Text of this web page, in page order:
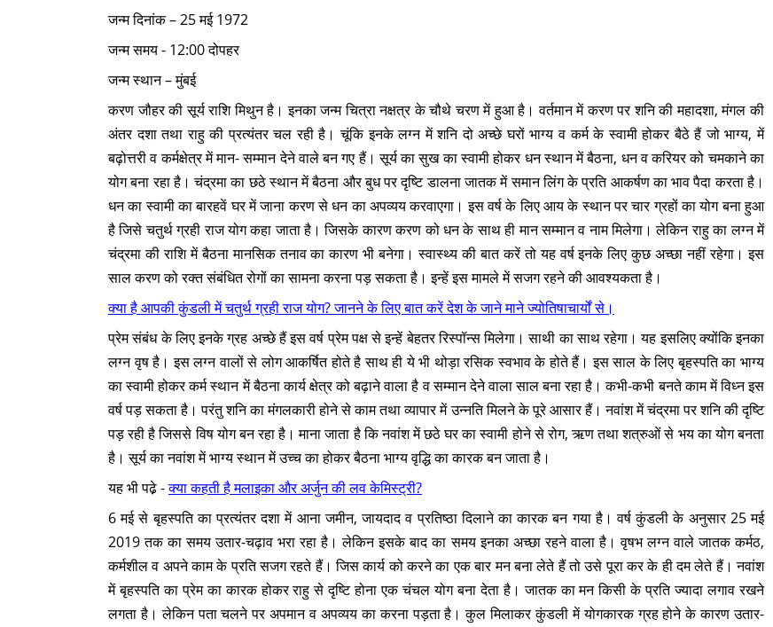
जन्म दिनांक – 25 मई 1972
जन्म समय - 12:00 दोपहर
जन्म स्थान – मुंबई
करण जौहर की सूर्य राशि मिथुन है। इनका जन्म चित्रा नक्षत्र के चौथे चरण में हुआ है। वर्तमान में करण पर शनि की महादशा, मंगल की
अंतर दशा तथा राहु की प्रत्यंतर चल रही है। चूंकि इनके लग्न में शनि दो अच्छे घरों भाग्य व कर्म के स्वामी होकर बैठे हैं जो भाग्य, में
बढ़ोत्तरी व कर्मक्षेत्र में मान- सम्मान देने वाले बन गए हैं। सूर्य का सुख का स्वामी होकर धन स्थान में बैठना, धन व करियर को चमकाने का
योग बना रहा है। चंद्रमा का छठे स्थान में बैठना और बुध पर दृष्टि डालना जातक में समान लिंग के प्रति आकर्षण का भाव पैदा करता है।
धन का स्वामी का बारहवें घर में जाना करण से धन का अपव्यय करवाएगा। इस वर्ष के लिए आय के स्थान पर चार ग्रहों का योग बना हुआ
है जिसे चतुर्थ ग्रही राज योग कहा जाता है। जिसके कारण करण को धन के साथ ही मान सम्मान व नाम मिलेगा। लेकिन राहु का लग्न में
चंद्रमा की राशि में बैठना मानसिक तनाव का कारण भी बनेगा। स्वास्थ्य की बात करें तो यह वर्ष इनके लिए कुछ अच्छा नहीं रहेगा। इस
साल करण को रक्त संबंधित रोगों का सामना करना पड़ सकता है। इन्हें इस मामले में सजग रहने की आवश्यकता है।
क्या है आपकी कुंडली में चतुर्थ ग्रही राज योग? जानने के लिए बात करें देश के जाने माने ज्योतिषाचार्यों से।
प्रेम संबंध के लिए इनके ग्रह अच्छे हैं इस वर्ष प्रेम पक्ष से इन्हें बेहतर रिस्पॉन्स मिलेगा। साथी का साथ रहेगा। यह इसलिए क्योंकि इनका
लग्न वृष है। इस लग्न वालों से लोग आकर्षित होते है साथ ही ये भी थोड़ा रसिक स्वभाव के होते हैं। इस साल के लिए बृहस्पति का भाग्य
का स्वामी होकर कर्म स्थान में बैठना कार्य क्षेत्र को बढ़ाने वाला है व सम्मान देने वाला साल बना रहा है। कभी-कभी बनते काम में विध्न इस
वर्ष पड़ सकता है। परंतु शनि का मंगलकारी होने से काम तथा व्यापार में उन्नति मिलने के पूरे आसार हैं। नवांश में चंद्रमा पर शनि की दृष्टि
पड़ रही है जिससे विष योग बन रहा है। माना जाता है कि नवांश में छठे घर का स्वामी होने से रोग, ऋण तथा शत्रुओं से भय का योग बनता
है। सूर्य का नवांश में भाग्य स्थान में उच्च का होकर बैठना भाग्य वृद्धि का कारक बन जाता है।
यह भी पढे़ -क्या कहती है मलाइका और अर्जुन की लव केमिस्ट्री?
6 मई से बृहस्पति का प्रत्यंतर दशा में आना जमीन, जायदाद व प्रतिष्ठा दिलाने का कारक बन गया है। वर्ष कुंडली के अनुसार 25 मई
2019 तक का समय उतार-चढ़ाव भरा रहा है। लेकिन इसके बाद का समय इनका अच्छा रहने वाला है। वृषभ लग्न वाले जातक कर्मठ,
कर्मशील व अपने काम के प्रति सजग रहते हैं। जिस कार्य को करने का एक बार मन बना लेते हैं तो उसे पूरा कर के ही दम लेते हैं। नवांश
में बृहस्पति का प्रेम का कारक होकर राहु से दृष्टि होना एक चंचल योग बना देता है। जातक का मन किसी के प्रति ज्यादा लगाव रखने
लगता है। लेकिन पता चलने पर अपमान व अपव्यय का करना पड़ता है। कुल मिलाकर कुंडली में योगकारक ग्रह होने के कारण उतार-